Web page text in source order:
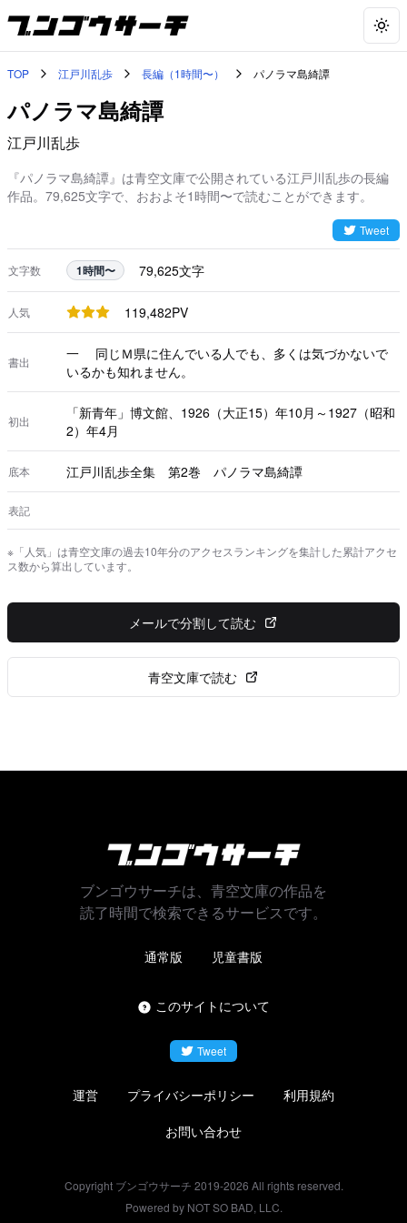
TOP 江戸川乱歩 長編（1時間〜） パノラマ島綺譚
パノラマ島綺譚
江戸川乱歩
『パノラマ島綺譚』は青空文庫で公開されている江戸川乱歩の長編
作品。79,625文字で、おおよそ1時間〜で読むことができます。
Tweet
文字数 1時間〜 79,625文字
人気 119,482PV
書出
一 同じＭ県に住んでいる人でも、多くは気づかないで
いるかも知れません。
初出
「新青年」博文館、1926（大正15）年10月～1927（昭和
2）年4月
底本 江戸川乱歩全集 第2巻 パノラマ島綺譚
表記
※「人気」は青空文庫の過去10年分のアクセスランキングを集計した累計アクセ
ス数から算出しています。
メールで分割して読む
青空文庫で読む
ブンゴウサーチは、青空文庫の作品を
読了時間で検索できるサービスです。
通常版 児童書版
このサイトについて
Tweet
運営 プライバシーポリシー
利用規約
お問い合わせ
Copyright ブンゴウサーチ 2019-2026 All rights reserved.
Powered by NOT SO BAD, LLC.